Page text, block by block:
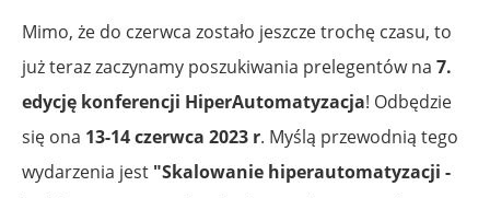
Mimo, że do czerwca zostało jeszcze trochę czasu, to
już teraz zaczynamy poszukiwania prelegentów na 7.
edycję konferencji HiperAutomatyzacja! Odbędzie
się ona 13-14 czerwca 2023 r. Myślą przewodnią tego
wydarzenia jest "Skalowanie hiperautomatyzacji -